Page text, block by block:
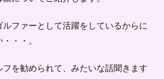
ファーとして活躍をしているからに
・・。
を勧められて、みたいな話聞きます